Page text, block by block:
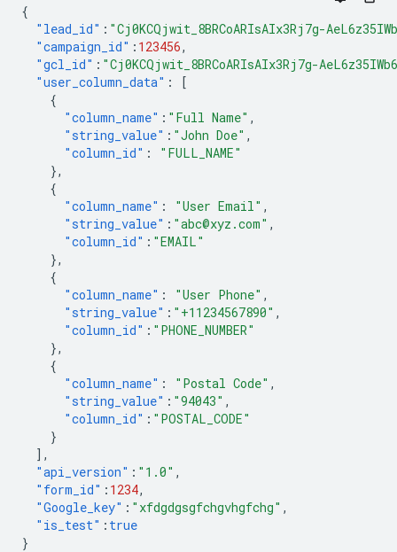
{
"lead_id" : "Cj0KCQjwit_8BRCoARIsAIx3Rj7g-
"campaign_id" : 123456,
"gcl_id" : "Cj0KCQjwit_8BRCoARIsAIx3Rj7g-
"user_column_data" :
[
{
"column_name" : "Full Name" ,
"string_value" : "John Doe" ,
"column_id" :
"FULL_NAME"
},
{
"column_name" : "User Email" ,
"string_value" : "abc@xyz.com" ,
"column_id" : "EMAIL"
},
{
"column_name" : "User Phone" ,
"string_value" : "+11234567890" ,
"column_id" : "PHONE_NUMBER"
},
{
"column_name" : "Postal Code" ,
"string_value" : "94043" ,
"column_id" : "POSTAL_CODE"
}
],
"api_version" : "1.0" ,
"form_id" : 1234,
"Google_key" : "xfdgdgsgfchgvhgfchg" ,
"is_test" : true
}